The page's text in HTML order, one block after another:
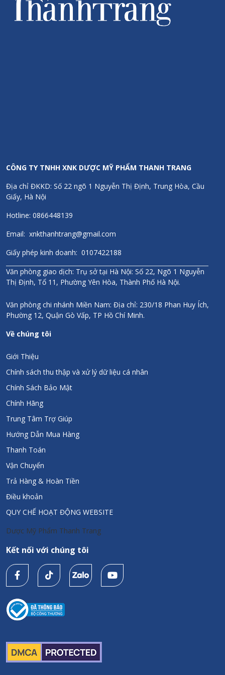
CÔNG TY TNHH XNK DƯỢC MỸ PHẨM THANH TRANG
Địa chỉ ĐKKD: Số 22 ngõ 1 Nguyễn Thị Định, Trung Hòa, Cầu
Giấy, Hà Nội
Hotline: 0866448139
Email: xnkthanhtrang@gmail.com
Giấy phép kinh doanh: 0107422188
Văn phòng giao dịch: Trụ sở tại Hà Nội: Số 22, Ngõ 1 Nguyễn
Thị Định, Tổ 11, Phường Yên Hòa, Thành Phố Hà Nội.
Văn phòng chi nhánh Miền Nam: Địa chỉ: 230/18 Phan Huy Ích,
Phường 12, Quận Gò Vấp, TP Hồ Chí Minh.
Về chúng tôi
Giới Thiệu
Chính sách thu thập và xử lý dữ liệu cá nhân
Chính Sách Bảo Mật
Chính Hãng
Trung Tâm Trợ Giúp
Hướng Dẫn Mua Hàng
Thanh Toán
Vận Chuyển
Trả Hàng & Hoàn Tiền
Điều khoản
QUY CHẾ HOẠT ĐỘNG WEBSITE
Dược Mỹ Phẩm Thanh Trang
Kết nối với chúng tôi